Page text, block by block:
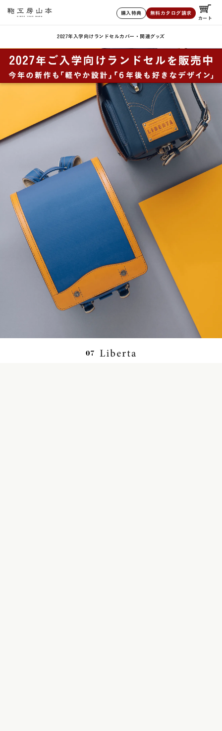
購入特典 無料カタログ請求
カート
2027年入学向けランドセル カバー・関連グッズ